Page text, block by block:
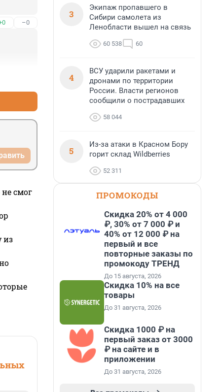
–0
смог
из
3
Экипаж пропавшего в
Сибири самолета из
Ленобласти вышел на связь
60 538 60
4
ВСУ ударили ракетами и
дронами по территории
России. Власти регионов
сообщили о пострадавших
58 044
5
Из-за атаки в Красном Бору
горит склад Wildberries
52 311
ПРОМОКОДЫ
Скидка 20% от 4 000
₽, 30% от 7 000 ₽ и
40% от 12 000 ₽ на
первый и все
повторные заказы по
промокоду ТРЕНД
До 15 августа, 2026
Скидка 10% на все
товары
До 31 августа, 2026
Скидка 1000 ₽ на
первый заказ от 3000
₽ на сайте и в
приложении
До 31 августа, 2026